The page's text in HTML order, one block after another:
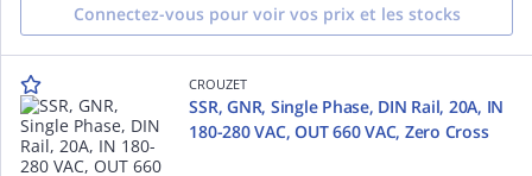
Connectez-vous pour voir vos prix et les stocks
CROUZET
SSR, GNR, Single Phase, DIN Rail, 20A, IN
180-280 VAC, OUT 660 VAC, Zero Cross